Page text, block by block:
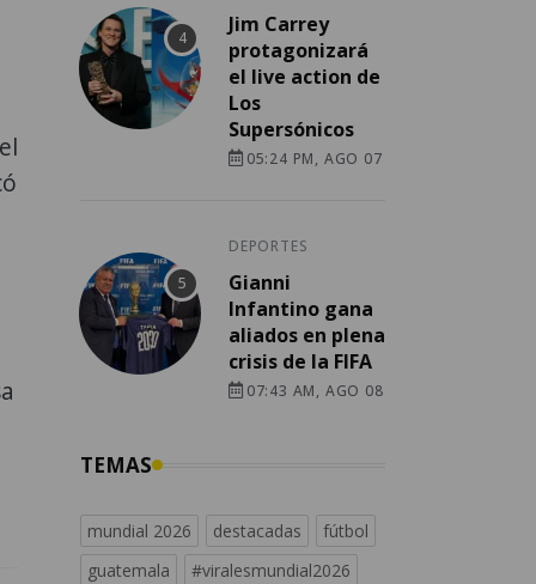
Jim Carrey
protagonizará
el live action de
Los
Supersónicos
05:24 PM, AGO 07
DEPORTES
Gianni
Infantino gana
aliados en plena
crisis de la FIFA
07:43 AM, AGO 08
TEMAS
mundial 2026 destacadas
fútbol
guatemala
#viralesmundial2026